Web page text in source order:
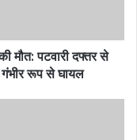
मौत: पटवारी दफ्तर से
रूप से घायल